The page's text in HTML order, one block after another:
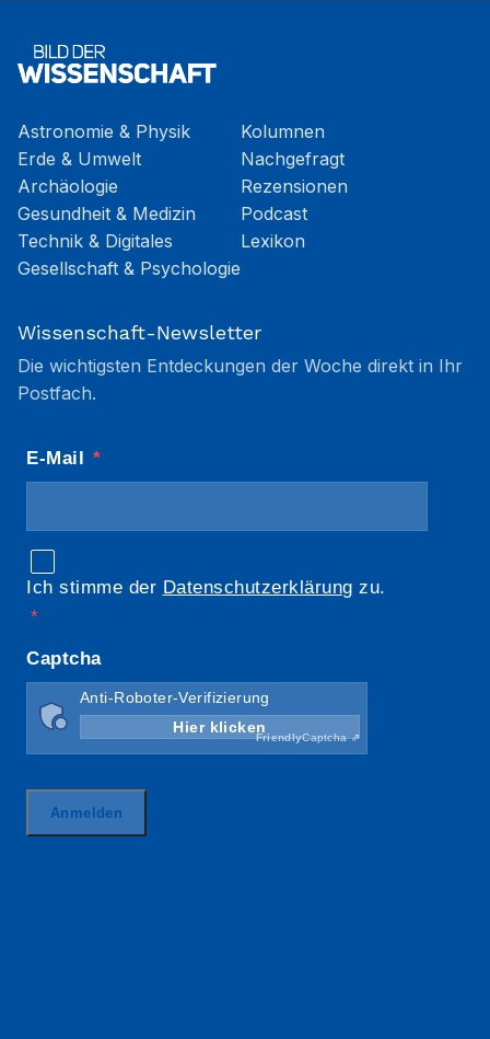
Astronomie & Physik
Erde & Umwelt
Archäologie
Gesundheit & Medizin
Technik & Digitales
Gesellschaft & Psychologie
Kolumnen
Nachgefragt
Rezensionen
Podcast
Lexikon
Wissenschaft-Newsletter
Die wichtigsten Entdeckungen der Woche direkt in Ihr
Postfach.